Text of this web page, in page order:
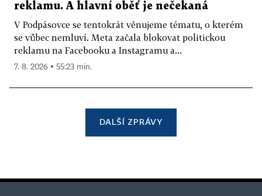
reklamu. A hlavní oběť je nečekaná
V Podpásovce se tentokrát věnujeme tématu, o kterém
se vůbec nemluví. Meta začala blokovat politickou
reklamu na Facebooku a Instagramu a...
7. 8. 2026 ▪ 55:23 min.
DALŠÍ ZPRÁVY